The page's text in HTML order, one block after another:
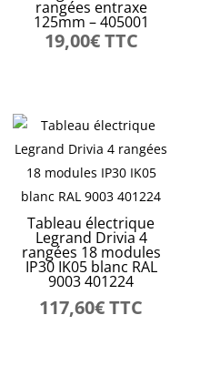
rangées entraxe
125mm – 405001
19,00€TTC
Tableau électrique
Legrand Drivia 4
rangées 18 modules
IP30 IK05 blanc RAL
9003 401224
117,60€TTC